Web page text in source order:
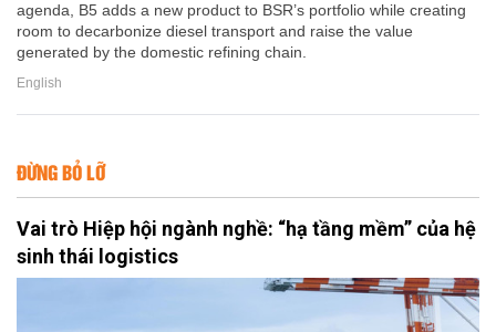
agenda, B5 adds a new product to BSR’s portfolio while creating
room to decarbonize diesel transport and raise the value
generated by the domestic refining chain.
English
ĐỪNG BỎ LỠ
Vai trò Hiệp hội ngành nghề: “hạ tầng mềm” của hệ
sinh thái logistics